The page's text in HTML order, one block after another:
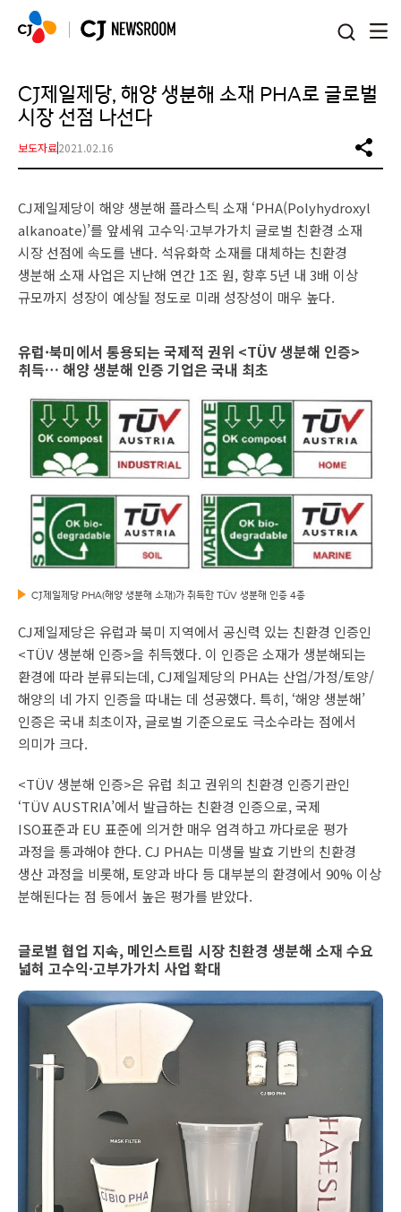
CJ제일제당, 해양 생분해 소재 PHA로 글로벌
시장 선점 나선다
보도자료2021.02.16
CJ제일제당이 해양 생분해 플라스틱 소재 ‘PHA(Polyhydroxyl
alkanoate)’를 앞세워 고수익∙고부가가치 글로벌 친환경 소재
시장 선점에 속도를 낸다. 석유화학 소재를 대체하는 친환경
생분해 소재 사업은 지난해 연간 1조 원, 향후 5년 내 3배 이상
규모까지 성장이 예상될 정도로 미래 성장성이 매우 높다.
유럽·북미에서 통용되는 국제적 권위 <TÜV 생분해 인증>
취득… 해양 생분해 인증 기업은 국내 최초
CJ제일제당 PHA(해양 생분해 소재)가 취득한 TÜV 생분해 인증 4종
CJ제일제당은 유럽과 북미 지역에서 공신력 있는 친환경 인증인
<TÜV 생분해 인증>을 취득했다. 이 인증은 소재가 생분해되는
환경에 따라 분류되는데, CJ제일제당의 PHA는 산업/가정/토양/
해양의 네 가지 인증을 따내는 데 성공했다. 특히, ‘해양 생분해’
인증은 국내 최초이자, 글로벌 기준으로도 극소수라는 점에서
의미가 크다.
<TÜV 생분해 인증>은 유럽 최고 권위의 친환경 인증기관인
‘TÜV AUSTRIA’에서 발급하는 친환경 인증으로, 국제
ISO표준과 EU 표준에 의거한 매우 엄격하고 까다로운 평가
과정을 통과해야 한다. CJ PHA는 미생물 발효 기반의 친환경
생산 과정을 비롯해, 토양과 바다 등 대부분의 환경에서 90% 이상
분해된다는 점 등에서 높은 평가를 받았다.
글로벌 협업 지속, 메인스트림 시장 친환경 생분해 소재 수요
넓혀 고수익·고부가가치 사업 확대